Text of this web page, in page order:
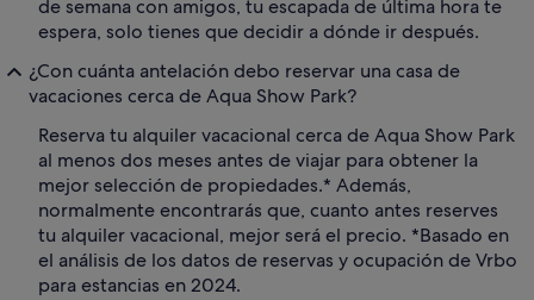
de semana con amigos, tu escapada de última hora te
espera, solo tienes que decidir a dónde ir después.
¿Con cuánta antelación debo reservar una casa de
vacaciones cerca de Aqua Show Park?
Reserva tu alquiler vacacional cerca de Aqua Show Park
al menos dos meses antes de viajar para obtener la
mejor selección de propiedades.* Además,
normalmente encontrarás que, cuanto antes reserves
tu alquiler vacacional, mejor será el precio. *Basado en
el análisis de los datos de reservas y ocupación de Vrbo
para estancias en 2024.